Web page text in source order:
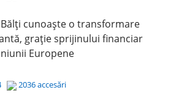
cunoaște o transformare
grație sprijinului financiar
Europene
2036 accesări